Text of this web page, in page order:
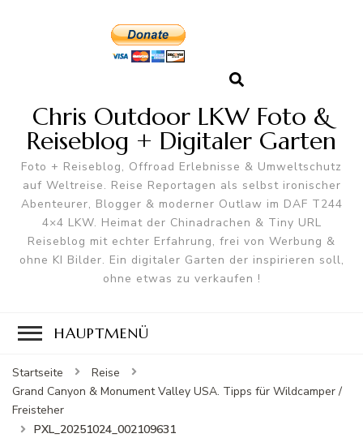
Chris Outdoor LKW Foto &
Reiseblog + Digitaler Garten
Foto + Reiseblog, Offroad Erlebnisse & Umweltschutz
auf Weltreise. Reise Reportagen als selbst ironischer
Abenteurer, Blogger & moderner Outlaw im DAF T244
4×4 LKW. Heimat der Chinadrachen & Tiny URL
Reiseblog mit echter Erfahrung, frei von Werbung &
ohne KI Bilder. Ein digitaler Garten der inspirieren soll,
ohne etwas zu verkaufen !
HAUPTMENÜ
Startseite
Reise
Grand Canyon & Monument Valley USA. Tipps für Wildcamper /
Freisteher
PXL_20251024_002109631